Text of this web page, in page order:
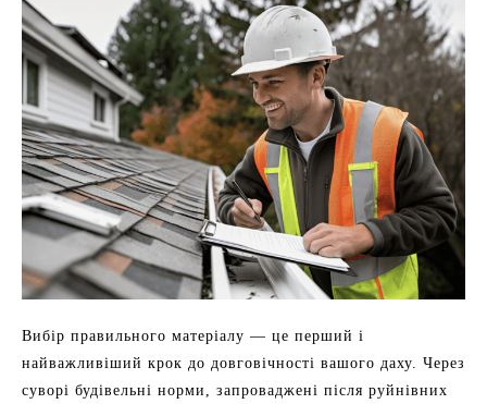
Вибір правильного матеріалу — це перший і
найважливіший крок до довговічності вашого даху. Через
суворі будівельні норми, запроваджені після руйнівних